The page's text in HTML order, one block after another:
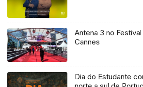
Antena 3 no
Cannes
Dia do Estudante